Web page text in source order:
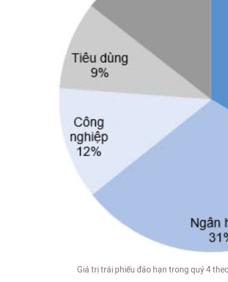
Giá trị trái phiếu đáo hạn trong quý 4